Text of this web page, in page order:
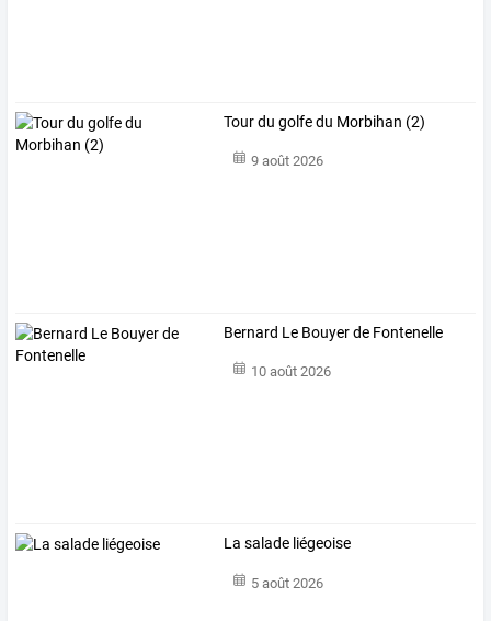
Tour du golfe du Morbihan (2)
9 août 2026
Bernard Le Bouyer de Fontenelle
10 août 2026
La salade liégeoise
5 août 2026